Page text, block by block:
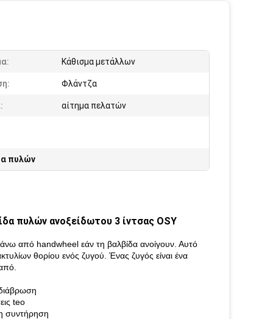
Κάθισμα μετάλλων
Φλάντζα
αίτημα πελατών
πυλών
πυλών ανοξείδωτου 3 ίντσας OSY
από handwheel εάν τη βαλβίδα ανοίγουν. Αυτό
θορίου ενός ζυγού. Ένας ζυγός είναι ένα
teo
συντήρηση